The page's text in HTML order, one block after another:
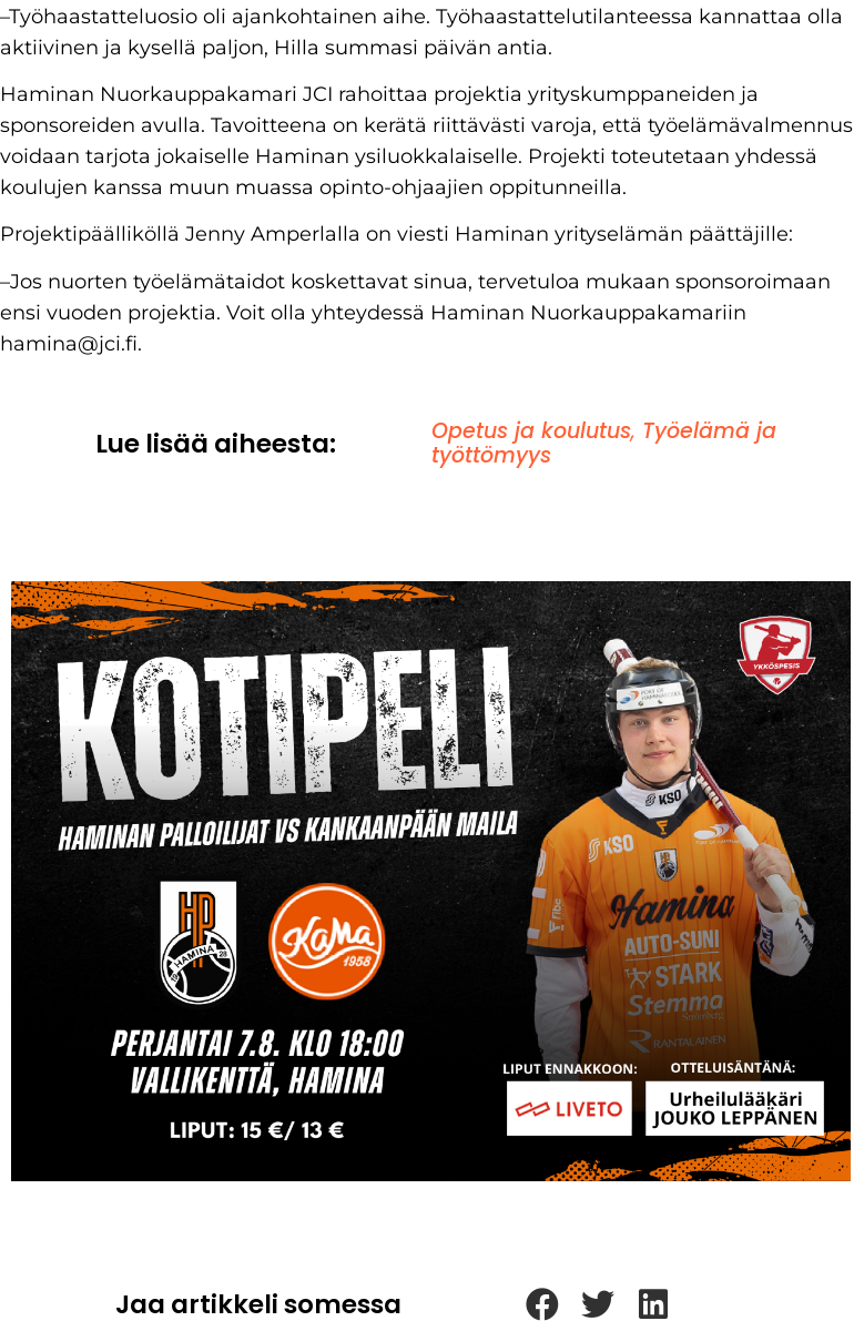
–Työhaastatteluosio oli ajankohtainen aihe. Työhaastattelutilanteessa kannattaa olla
aktiivinen ja kysellä paljon, Hilla summasi päivän antia.
Haminan Nuorkauppakamari JCI rahoittaa projektia yrityskumppaneiden ja
sponsoreiden avulla. Tavoitteena on kerätä riittävästi varoja, että työelämävalmennus
voidaan tarjota jokaiselle Haminan ysiluokkalaiselle. Projekti toteutetaan yhdessä
koulujen kanssa muun muassa opinto-ohjaajien oppitunneilla.
Projektipäälliköllä Jenny Amperlalla on viesti Haminan yrityselämän päättäjille:
–Jos nuorten työelämätaidot koskettavat sinua, tervetuloa mukaan sponsoroimaan
ensi vuoden projektia. Voit olla yhteydessä Haminan Nuorkauppakamariin
hamina@jci.fi.
Lue lisää aiheesta: Opetus ja koulutus, Työelämä ja
työttömyys
Jaa artikkeli somessa